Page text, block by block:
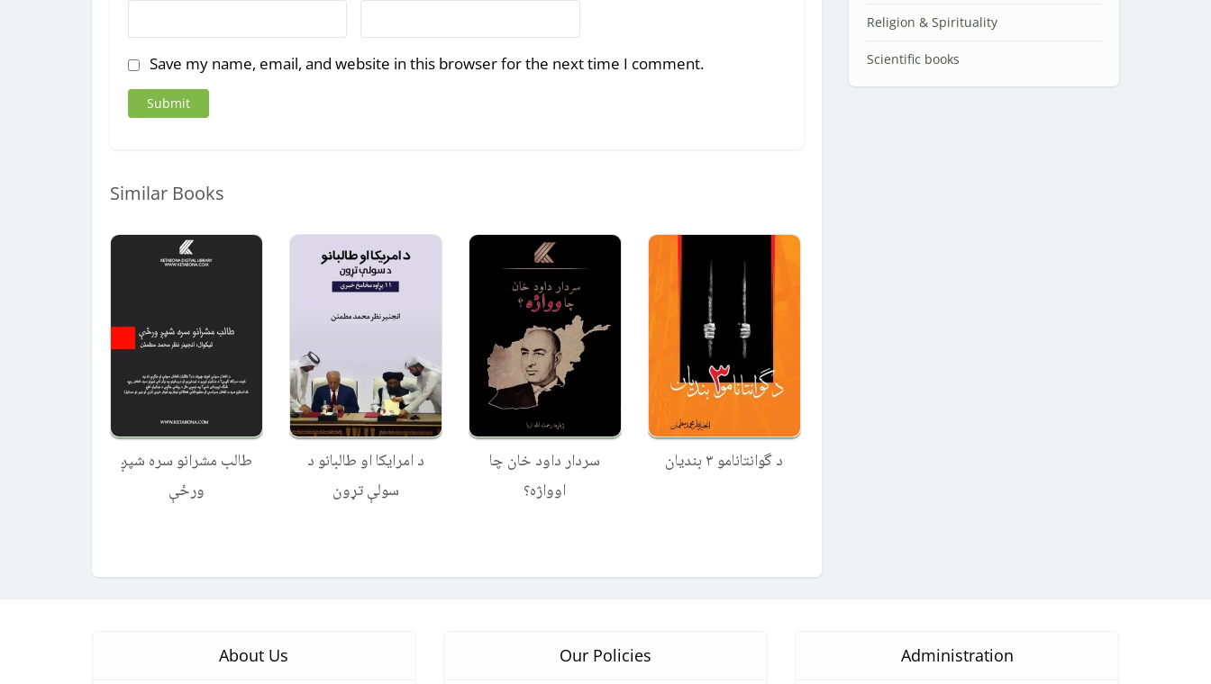
Save my name, email, and website in this browser for the next time I comment.
Similar Books
طالب مشرانو سره شپږ
ورځې
د امرایکا او طالبانو د
سولې تړون
سردار داود خان چا
اوواژه؟
د گوانتانامو ۳ بندیان
Religion & Spirituality
Scientific books
About Us Our Policies Administration